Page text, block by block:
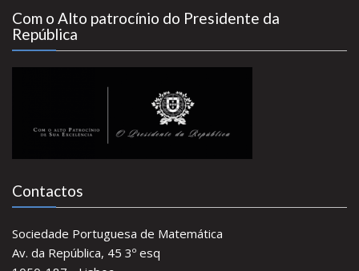
Com o Alto patrocínio do Presidente da
República
Contactos
Sociedade Portuguesa de Matemática
Av. da República, 45 3º esq